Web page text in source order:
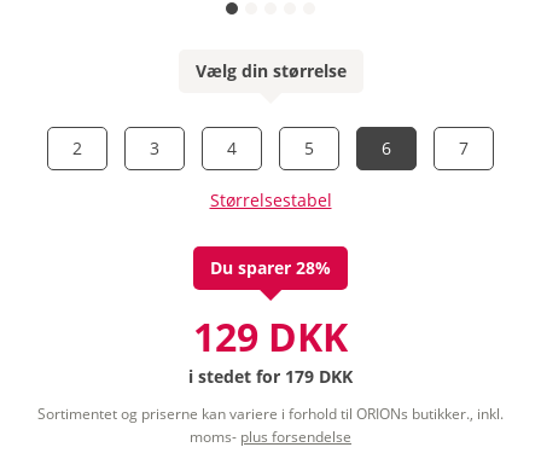
Vælg din størrelse
2 3 4 5 6 7
Størrelsestabel
Du sparer 28%
129 DKK
i stedet for 179 DKK
Sortimentet og priserne kan variere i forhold til ORIONs butikker., inkl.
moms- plus forsendelse